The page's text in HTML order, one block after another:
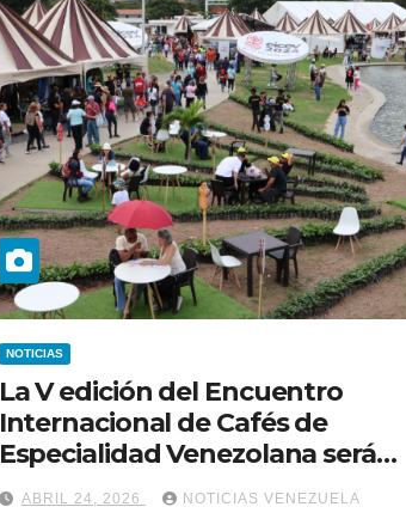
NOTICIAS
La V edición del Encuentro
Internacional de Cafés de
Especialidad Venezolana será
del 10 al 12 de julio
ABRIL 24, 2026 NOTICIAS VENEZUELA